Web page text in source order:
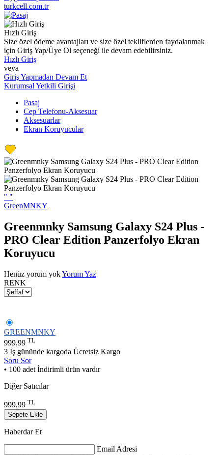
turkcell.com.tr
Hızlı Giriş
Size özel ödeme avantajları ve size özel tekliflerden faydalanmak
için Giriş Yap/Üye Ol seçeneği ile devam edebilirsiniz.
Hızlı Giriş
veya
Giriş Yapmadan Devam Et
Kurumsal Yetkili Girişi
Pasaj
Cep Telefonu-Aksesuar
Aksesuarlar
Ekran Koruyucular
" "
GreenMNKY
Greenmnky Samsung Galaxy S24 Plus -
PRO Clear Edition Panzerfolyo Ekran
Koruyucu
Henüz yorum yokYorum Yaz
RENK
GREENMNKY
999,99 TL
3 İş gününde kargoda Ücretsiz Kargo
Soru Sor
• 100 adet İndirimli ürün vardır
Diğer Satıcılar
999,99 TL
Sepete Ekle
Haberdar Et
Email Adresi